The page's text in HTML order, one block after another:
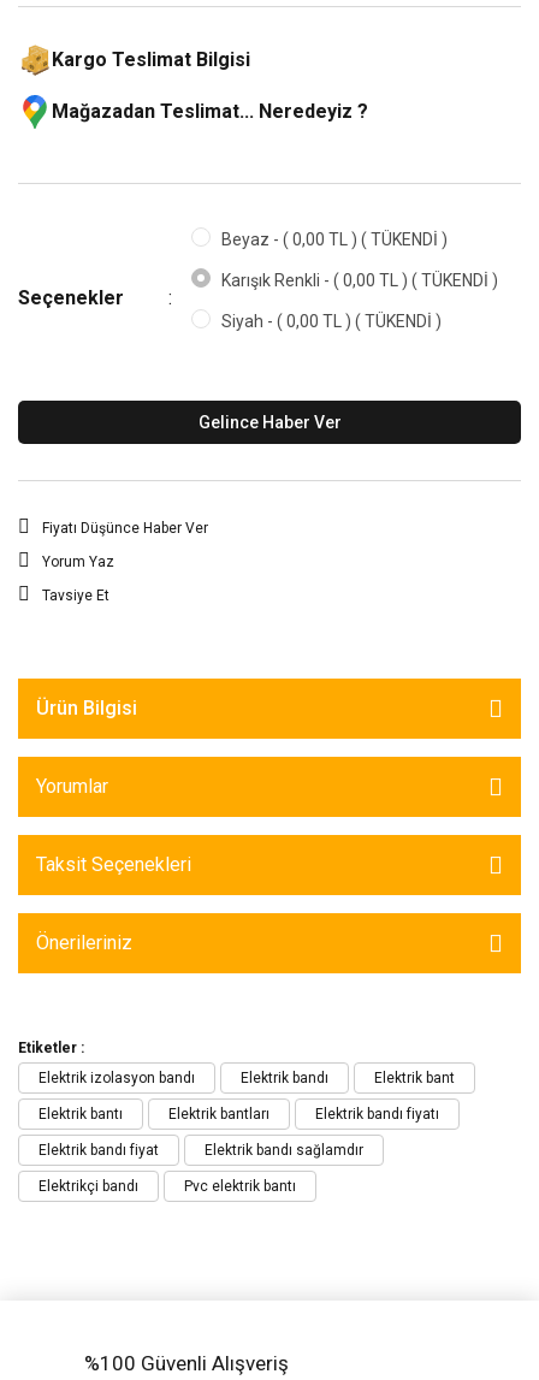
Kargo Teslimat Bilgisi
Mağazadan Teslimat... Neredeyiz ?
Seçenekler
Beyaz - ( 0,00 TL ) ( TÜKENDİ )
Karışık Renkli - ( 0,00 TL ) ( TÜKENDİ )
Siyah - ( 0,00 TL ) ( TÜKENDİ )
Gelince Haber Ver
Fiyatı Düşünce Haber Ver
Yorum Yaz
Tavsiye Et
Ürün Bilgisi
Yorumlar
Taksit Seçenekleri
Önerileriniz
Etiketler :
Elektrik izolasyon bandı
Elektrik bandı Elektrik bant
Elektrik bantı Elektrik bantları Elektrik bandı fiyatı
Elektrik bandı fiyat Elektrik bandı sağlamdır
Elektrikçi bandı Pvc elektrik bantı
%100 Güvenli Alışveriş